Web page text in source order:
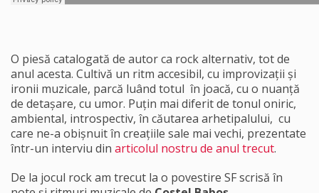
O piesă catalogată de autor ca rock alternativ, tot de
anul acesta. Cultivă un ritm accesibil, cu improvizații și
ironii muzicale, parcă luând totul în joacă, cu o nuanță
de detașare, cu umor. Puțin mai diferit de tonul oniric,
ambiental, introspectiv, în căutarea arhetipalului, cu
care ne-a obișnuit în creațiile sale mai vechi, prezentate
într-un interviu din articolul nostru de anul trecut.
De la jocul rock am trecut la o povestire SF scrisă în